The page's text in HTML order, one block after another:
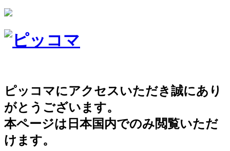
ピッコマにアクセスいただき誠にあり
がとうございます。
本ページは日本国内でのみ閲覧いただ
けます。